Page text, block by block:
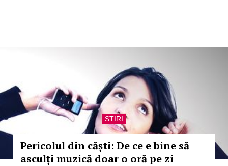
STIRI
Pericolul din căști: De ce e bine să
asculți muzică doar o oră pe zi